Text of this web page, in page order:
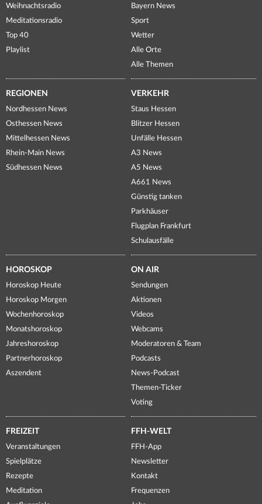
Weihnachtsradio
Meditationsradio
Top 40
Playlist
Bayern News
Sport
Wetter
Alle Orte
Alle Themen
REGIONEN
Nordhessen News
Osthessen News
Mittelhessen News
Rhein-Main News
Südhessen News
VERKEHR
Staus Hessen
Blitzer Hessen
Unfälle Hessen
A3 News
A5 News
A661 News
Günstig tanken
Parkhäuser
Flugplan Frankfurt
Schulausfälle
HOROSKOP
Horoskop Heute
Horoskop Morgen
Wochenhoroskop
Monatshoroskop
Jahreshoroskop
Partnerhoroskop
Aszendent
ON AIR
Sendungen
Aktionen
Videos
Webcams
Moderatoren & Team
Podcasts
News-Podcast
Themen-Ticker
Voting
FREIZEIT
Veranstaltungen
Spielplätze
Rezepte
Meditation
FFH-WELT
FFH-App
Newsletter
Kontakt
Frequenzen